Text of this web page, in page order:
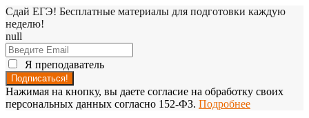
Сдай ЕГЭ! Бесплатные материалы для подготовки каждую
неделю!
null
Я преподаватель
Нажимая на кнопку, вы даете согласие на обработку своих
персональных данных согласно 152-ФЗ. Подробнее